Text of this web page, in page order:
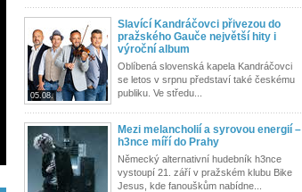
05.08.
Slavící Kandráčovci přivezou do
pražského Gauče největší hity i
výroční album
Oblíbená slovenská kapela Kandráčovci
se letos v srpnu představí také českému
publiku. Ve středu...
Mezi melancholií a syrovou energií –
h3nce míří do Prahy
Německý alternativní hudebník h3nce
vystoupí 21. září v pražském klubu Bike
Jesus, kde fanouškům nabídne...